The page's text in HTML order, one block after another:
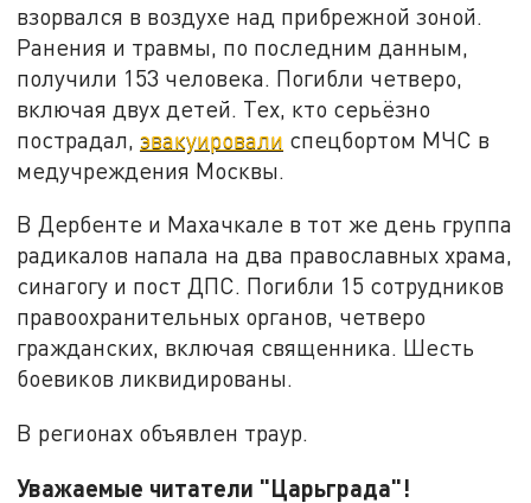
взорвался в воздухе над прибрежной зоной.
Ранения и травмы, по последним данным,
получили 153 человека. Погибли четверо,
включая двух детей. Тех, кто серьёзно
пострадал,эвакуировали спецбортом МЧС в
медучреждения Москвы.
В Дербенте и Махачкале в тот же день группа
радикалов напала на два православных храма,
синагогу и пост ДПС. Погибли 15 сотрудников
правоохранительных органов, четверо
гражданских, включая священника. Шесть
боевиков ликвидированы.
В регионах объявлен траур.
Уважаемые читатели "Царьграда"!